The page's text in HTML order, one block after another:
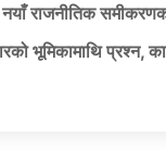
राजनीतिक
भूमिकामाथि प्रश्न,